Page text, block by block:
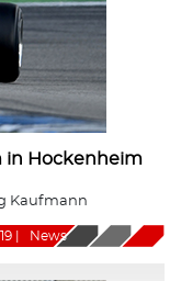
in Hockenheim
Kaufmann
News